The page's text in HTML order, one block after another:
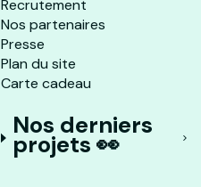
Recrutement
Nos partenaires
Presse
Plan du site
Carte cadeau
Nos derniers
projets 👀